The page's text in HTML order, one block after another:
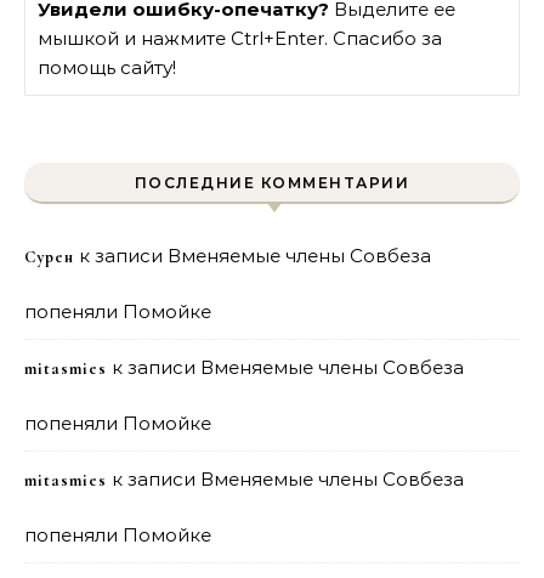
Увидели ошибку-опечатку? Выделите ее
мышкой и нажмите Ctrl+Enter. Спасибо за
помощь сайту!
ПОСЛЕДНИЕ КОММЕНТАРИИ
Сурен к записи Вменяемые члены Совбеза
попеняли Помойке
mitasmies к записи Вменяемые члены Совбеза
попеняли Помойке
mitasmies к записи Вменяемые члены Совбеза
попеняли Помойке